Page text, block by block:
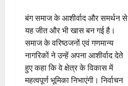
बंग समाज के आशीर्वाद और समर्थन से
यह जीत और भी खास बन गई है।
समाज के वरिष्ठजनों एवं गणमान्य
नागरिकों ने उन्हें अपना आशीर्वाद देते
हुए कहा कि वे क्षेत्र के विकास में
महत्वपूर्ण भूमिका निभाएंगी। निर्वाचन